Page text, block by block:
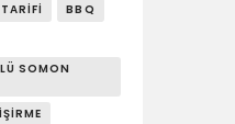
BBQ
SOMON